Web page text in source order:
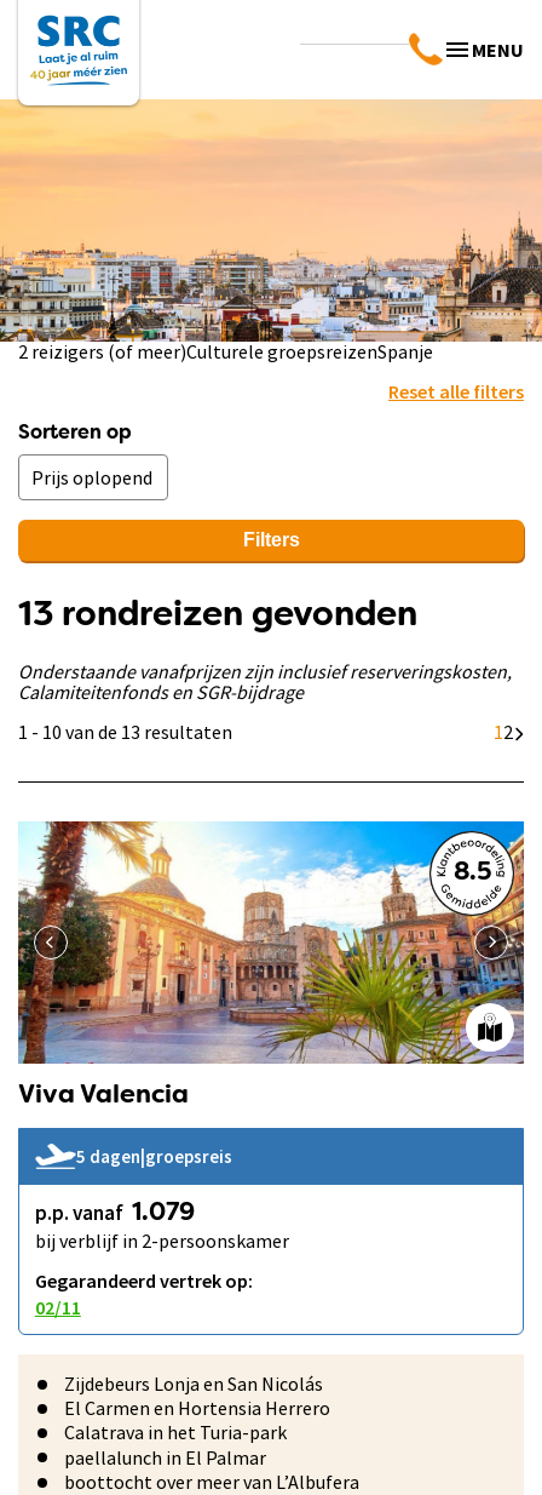
MENU
2 reizigers (of meer)Culturele groepsreizenSpanje
Reset alle filters
Sorteren op
Filters
13 rondreizen gevonden
Onderstaande vanafprijzen zijn inclusief reserveringskosten,
Calamiteitenfonds en SGR-bijdrage
1 - 10 van de 13 resultaten
12
8.5
Viva Valencia
5 dagen|groepsreis
p.p. vanaf 1.079
bij verblijf in 2-persoonskamer
Gegarandeerd vertrek op:
02/11
Zijdebeurs Lonja en San Nicolás
El Carmen en Hortensia Herrero
Calatrava in het Turia-park
paellalunch in El Palmar
boottocht over meer van L’Albufera